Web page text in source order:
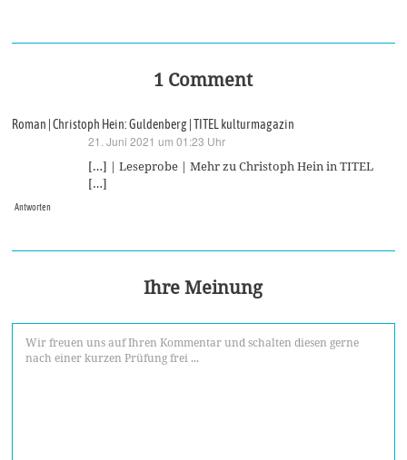
1 Comment
Roman | Christoph Hein: Guldenberg | TITEL kulturmagazin
21. Juni 2021 um 01:23 Uhr
[…] | Leseprobe | Mehr zu Christoph Hein in TITEL
[…]
Antworten
Ihre Meinung